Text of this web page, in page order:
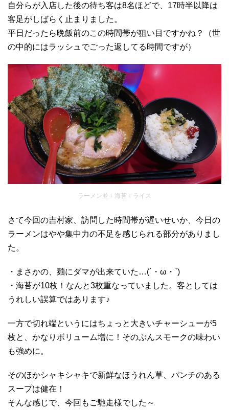
自分らが入店した後の待ち客は8名ほどで、17時半以降は
客足がしばらく止まりました。
平日だったら晩飯前のこの時間帯が狙い目ですかね？（世
の中的にはラッシュでごった返してる時間ですが）
ラーメン並＋海苔＋ライス
さて今回の吉村家、訪問した時間帯が遅いせいか、今日の
ラーメンはやや集中力の不足を感じられる部分がありまし
た。
・まさかの、麺にダマが出来ていた…(´・ω・`)
・海苔が10枚！なんと3枚重なっていました。客としては
うれしい誤算ではあります♪
一方で切れ端というにはちょっと大きいチャーシューが5
枚と、かなりボリューム増に！そのぶんスモークの味わい
も強めに。
そのほかシャキシャキで新鮮なほうれん草、パンチのある
スープは健在！
そんな感じで、今回もご馳走様でした～